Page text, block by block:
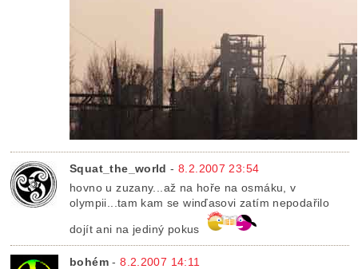
Squat_the_world - 8.2.2007 23:54
hovno u zuzany...až na hoře na osmáku, v
olympii...tam kam se winďasovi zatím nepodařilo
dojít ani na jediný pokus
bohém -8.2.2007 14:11